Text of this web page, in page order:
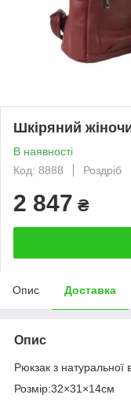
Шкіряний
В наявності
Код: 8888
Роздріб
2 847 ₴
Опис Доставка
Опис
Рюкзак з натуральної
Розмір:32×31×14см